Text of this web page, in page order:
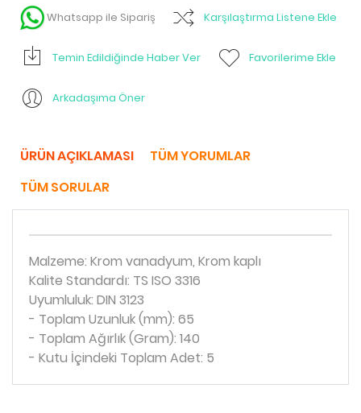
Whatsapp ile Sipariş Karşılaştırma Listene Ekle
Temin Edildiğinde Haber Ver Favorilerime Ekle
Arkadaşıma Öner
ÜRÜN AÇIKLAMASI
TÜM YORUMLAR
TÜM SORULAR
Malzeme: Krom vanadyum, Krom kaplı
Kalite Standardı: TS ISO 3316
Uyumluluk: DIN 3123
- Toplam Uzunluk (mm): 65
- Toplam Ağırlık (Gram): 140
- Kutu İçindeki Toplam Adet: 5